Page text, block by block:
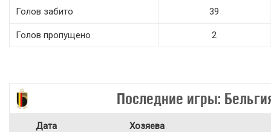
Голов забито 39
Голов пропущено 2
Последние игры:
Дата Хозяева